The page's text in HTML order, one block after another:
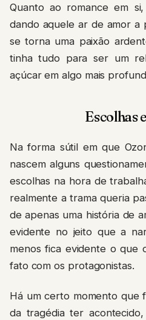
Quanto ao romance em
dando aquele ar de amor a
se torna uma paixão
tinha tudo para ser um
açúcar em algo mais
Escolhas
Na forma sútil em que
nascem alguns
escolhas na hora de
realmente a trama queria
de apenas uma história de
evidente no jeito que a
menos fica evidente o que
fato com os protagonistas.
Há um certo momento que
da tragédia ter